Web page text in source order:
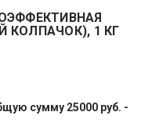
КОЛПАЧОК), 1 КГ
сумму 25000 руб. -